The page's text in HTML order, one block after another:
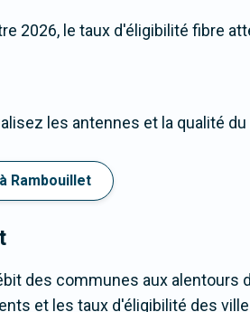
2026, le taux d'éligibilité fibre
les antennes et la qualité
Rambouillet
des communes aux alentours
et les taux d'éligibilité des